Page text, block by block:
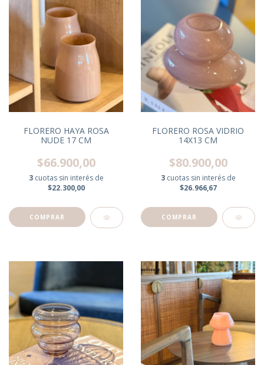
FLORERO HAYA ROSA
NUDE 17 CM
$66.900,00
3 cuotas sin interés de
$22.300,00
FLORERO ROSA VIDRIO
14X13 CM
$80.900,00
3 cuotas sin interés de
$26.966,67